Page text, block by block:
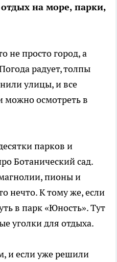
на море, парки,
не просто город, а
радует, толпы
улицы, и все
можно осмотреть в
парков и
Ботанический сад.
пионы и
нечто. К тому же, если
в парк «Юность». Тут
уголки для отдыха.
и если уже решили